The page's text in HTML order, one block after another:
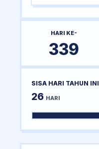
HARI KE-
339
SISA HARI TAHUN INI
26 HARI